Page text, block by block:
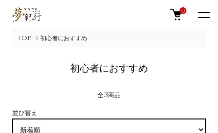
0
TOP 初心者におすすめ
初心者におすすめ
全3商品
並び替え